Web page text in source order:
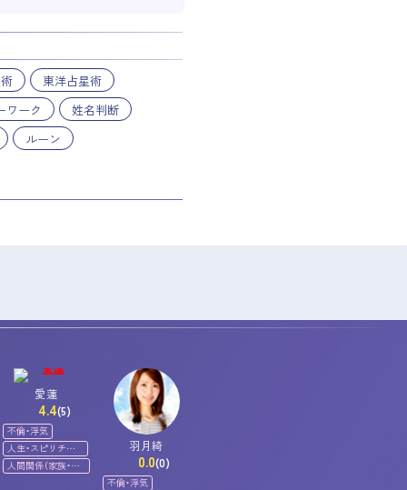
東洋占星術
ワーク
姓名判断
ルーン
愛蓮
4.4(5)
不倫・浮気
人生・スピリチュ
アル
人間関係（家族・友
人）
羽月綺
0.0(0)
不倫・浮気